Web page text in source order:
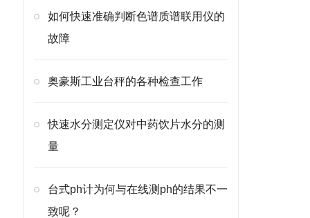
如何快速准确判断色谱质谱联用仪的
故障
奥豪斯工业台秤的各种检查工作
快速水分测定仪对中药饮片水分的测
量
台式ph计为何与在线测ph的结果不一
致呢？